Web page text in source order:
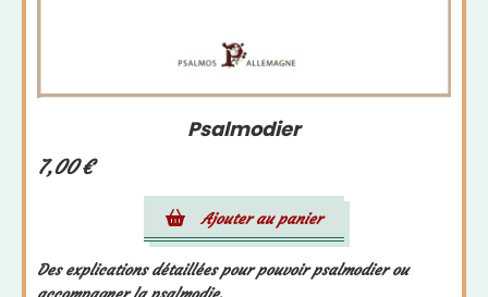
Psalmodier
Des explications détaillées pour pouvoir psalmodier ou
7,00€
Ajouter au panier